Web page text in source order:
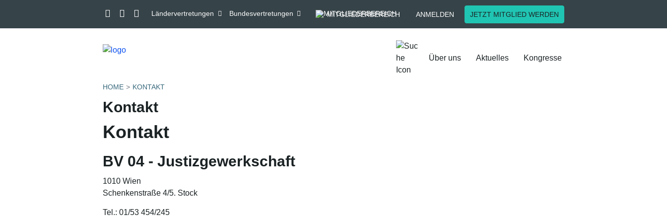
Ländervertretungen Bundesvertretungen MITGLIEDERBEREICH ANMELDEN JETZT MITGLIED WERDEN
Über uns Aktuelles Kongresse
HOME KONTAKT
Kontakt
Kontakt
BV 04 - Justizgewerkschaft
1010 Wien
Schenkenstraße 4/5. Stock
Tel.: 01/53 454/245